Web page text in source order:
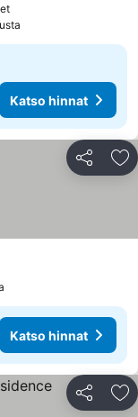
Katso hinnat
Jaa
Katso hinnat
Jaa